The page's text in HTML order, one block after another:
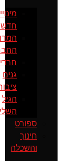
גנים
הגיל
ספורט
חינוך
והשכלה